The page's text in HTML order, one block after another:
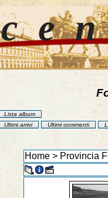
Lista album
Ultimi arrivi
Ultimi commenti
Home> Provincia